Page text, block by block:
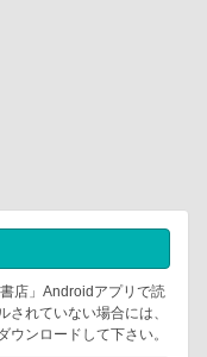
店」Androidアプリで読
れていない場合には、
ンロードして下さい。